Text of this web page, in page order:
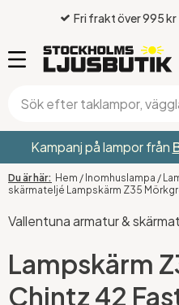
Fri frakt över 995 kr
Kampanj på lampor från
Hem / Inomhuslampa /
skärmateljé Lampskärm Z35
Vallentuna armatur &
Lampskärm
Chintz 42